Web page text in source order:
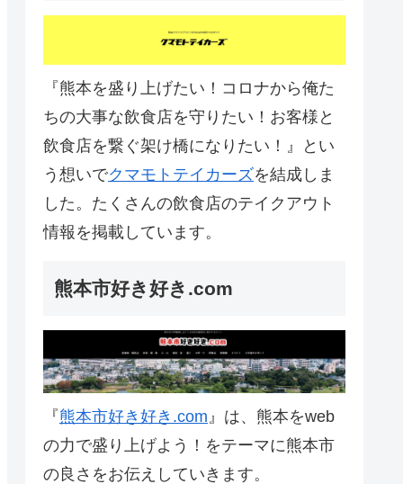
『熊本を盛り上げたい！コロナから俺た
ちの大事な飲食店を守りたい！お客様と
飲食店を繋ぐ架け橋になりたい！』とい
う想いでクマモトテイカーズを結成しま
した。たくさんの飲食店のテイクアウト
情報を掲載しています。
熊本市好き好き.com
『熊本市好き好き.com 』は、熊本をweb
の力で盛り上げよう！をテーマに熊本市
の良さをお伝えしていきます。